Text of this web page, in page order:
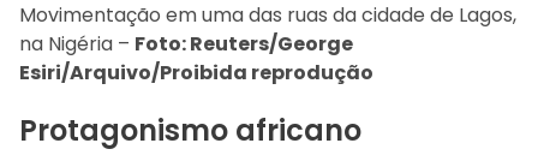
Movimentação em uma das ruas da cidade de Lagos,
na Nigéria – Foto: Reuters/George
Esiri/Arquivo/Proibida reprodução
Protagonismo africano